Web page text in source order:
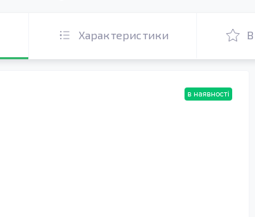
Характеристики
в наявності